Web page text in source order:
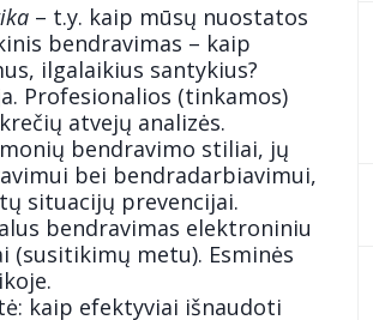
– t.y. kaip mūsų nuostatos
bendravimas – kaip
ilgalaikius santykius?
Profesionalios (tinkamos)
atvejų analizės.
bendravimo stiliai, jų
bei bendradarbiavimui,
situacijų prevencijai.
bendravimas elektroniniu
(susitikimų metu). Esminės
kaip efektyviai išnaudoti